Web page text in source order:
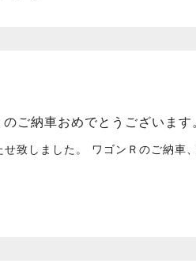
のご納車おめでとうございます
せ致しました。 ワゴンＲのご納